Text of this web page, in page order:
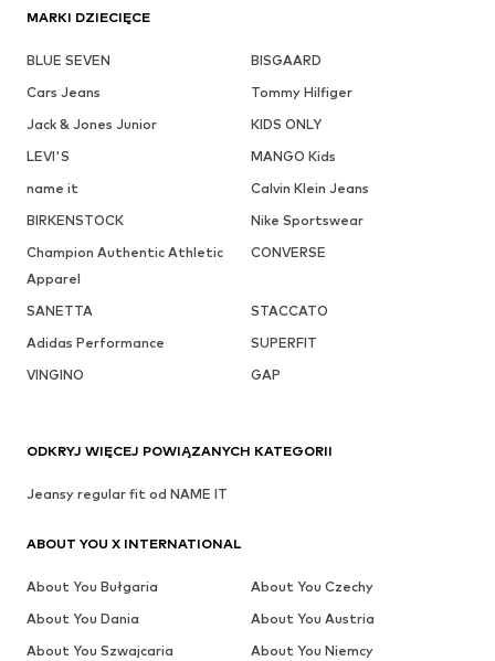
MARKI DZIECIĘCE
BLUE SEVEN
BISGAARD
Cars Jeans
Tommy Hilfiger
Jack & Jones Junior
KIDS ONLY
LEVI'S
MANGO Kids
name it
Calvin Klein Jeans
BIRKENSTOCK
Nike Sportswear
Champion Authentic Athletic
Apparel
CONVERSE
SANETTA
STACCATO
Adidas Performance
SUPERFIT
VINGINO
GAP
ODKRYJ WIĘCEJ POWIĄZANYCH KATEGORII
Jeansy regular fit od NAME IT
ABOUT YOU X INTERNATIONAL
About You Bułgaria
About You Czechy
About You Dania
About You Austria
About You Szwajcaria
About You Niemcy